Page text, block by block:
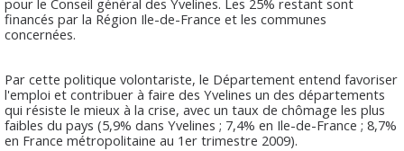
financés par la Région Ile-de-France et les communes
concernées.
Par cette politique volontariste, le Département entend favoriser
l'emploi et contribuer à faire des Yvelines un des départements
qui résiste le mieux à la crise, avec un taux de chômage les plus
faibles du pays (5,9% dans Yvelines ; 7,4% en Ile-de-France ; 8,7%
en France métropolitaine au 1er trimestre 2009).